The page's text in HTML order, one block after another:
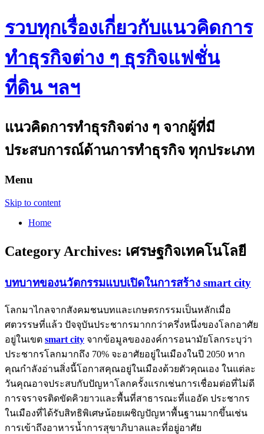
รวบทุกเรื่องเกี่ยวกับแนวคิดการ
ทำธุรกิจต่าง ๆ ธุรกิจแฟชั่น
ที่ดิน ฯลฯ
แนวคิดการทำธุรกิจต่าง ๆ จากผู้ที่มี
ประสบการณ์ด้านการทำธุรกิจ ทุกประเภท
Menu
Skip to content
Home
Category Archives: เศรษฐกิจเทคโนโลยี
บทบาทของนวัตกรรมแบบเปิดในการสร้าง smart city
โลกมาไกลจากสังคมชนบทและเกษตรกรรมเป็นหลักเมื่อ
ศตวรรษที่แล้ว ปัจจุบันประชากรมากกว่าครึ่งหนึ่งของโลกอาศัย
อยู่ในเขต smart city จากข้อมูลขององค์การอนามัยโลกระบุว่า
ประชากรโลกมากถึง 70% จะอาศัยอยู่ในเมืองในปี 2050 หาก
คุณกำลังอ่านสิ่งนี้โอกาสคุณอยู่ในเมืองด้วยตัวคุณเอง ในแต่ละ
วันคุณอาจประสบกับปัญหาโลกครั้งแรกเช่นการเชื่อมต่อที่ไม่ดี
การจราจรติดขัดคิวยาวและพื้นที่สาธารณะที่แออัด ประชากร
ในเมืองที่ได้รับสิทธิพิเศษน้อยเผชิญปัญหาพื้นฐานมากขึ้นเช่น
การเข้าถึงอาหารน้ำการสุขาภิบาลและที่อยู่อาศัย